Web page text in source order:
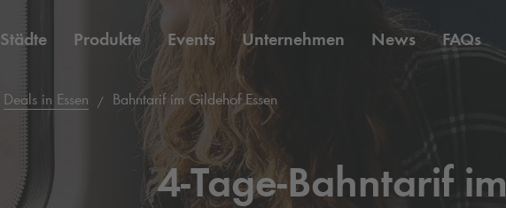
Städte Produkte Events Unternehmen News FAQs
Deals in Essen Bahntarif im Gildehof Essen
4-Tage-Bahntarif im